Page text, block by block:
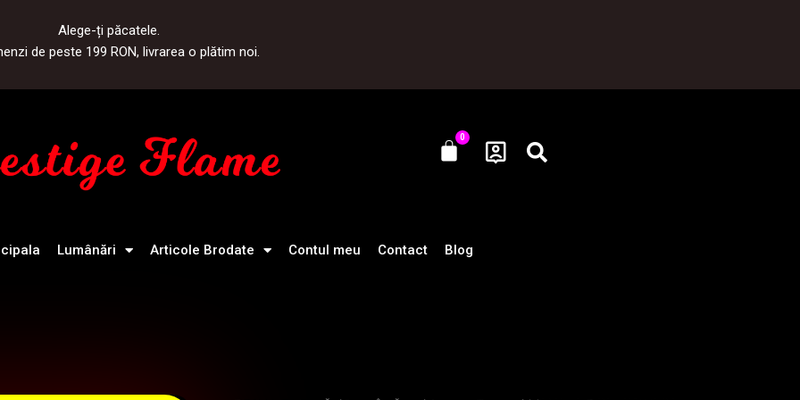
Alege-ți păcatele.
de peste 199 RON, livrarea o plătim noi.
0
Cart
Lumânări Articole Brodate Contul meu Contact Blog